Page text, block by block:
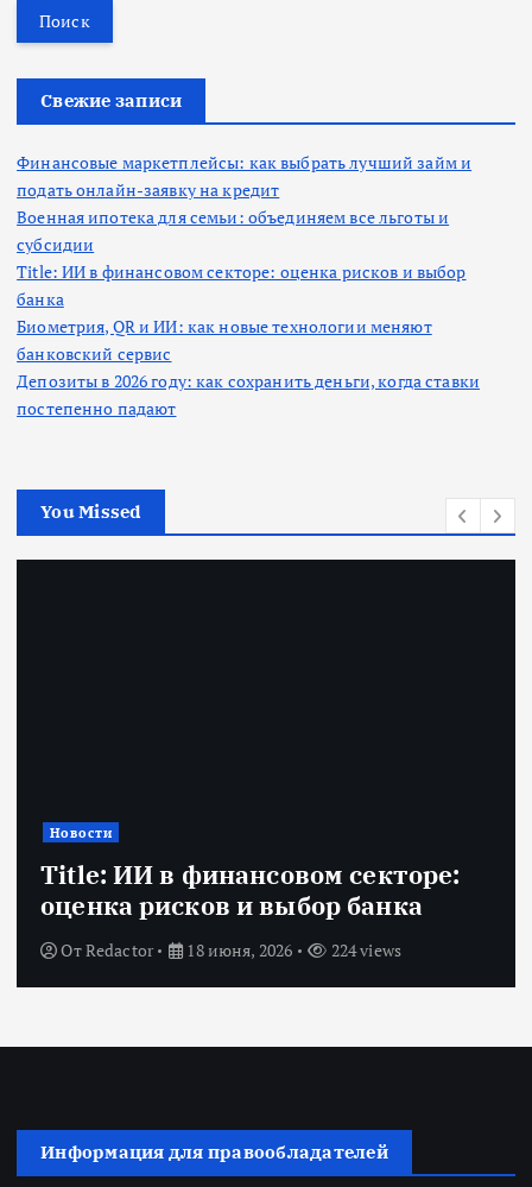
и
н
а
ц
и
а
т
Свежие записи
Финансовые маркетплейсы: как выбрать лучший займ и
подать онлайн-заявку на кредит
Военная ипотека для семьи: объединяем все льготы и
субсидии
Title: ИИ в финансовом секторе: оценка рисков и выбор
банка
Биометрия, QR и ИИ: как новые технологии меняют
банковский сервис
Депозиты в 2026 году: как сохранить деньги, когда ставки
постепенно падают
You Missed
Новости
Title: ИИ в финансовом секторе:
оценка рисков и выбор банка
ОтRedactor 18 июня, 2026 224 views
Информация для правообладателей